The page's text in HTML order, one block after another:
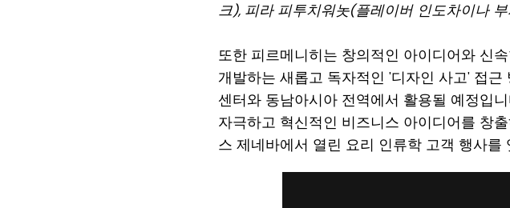
크), 피라 피투치워놋(플레이버 인도차이나
또한 피르메니히는 창의적인 아이디어와 신
개발하는 새롭고 독자적인 '디자인 사고' 접
센터와 동남아시아 전역에서 활용될 예정입
자극하고 혁신적인 비즈니스 아이디어를 창
스 제네바에서 열린 요리 인류학 고객 행사